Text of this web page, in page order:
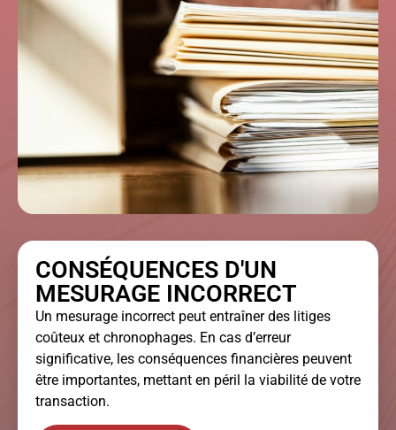
CONSÉQUENCES D'UN
MESURAGE INCORRECT
Un mesurage incorrect peut entraîner des litiges
coûteux et chronophages. En cas d’erreur
significative, les conséquences financières peuvent
être importantes, mettant en péril la viabilité de votre
transaction.